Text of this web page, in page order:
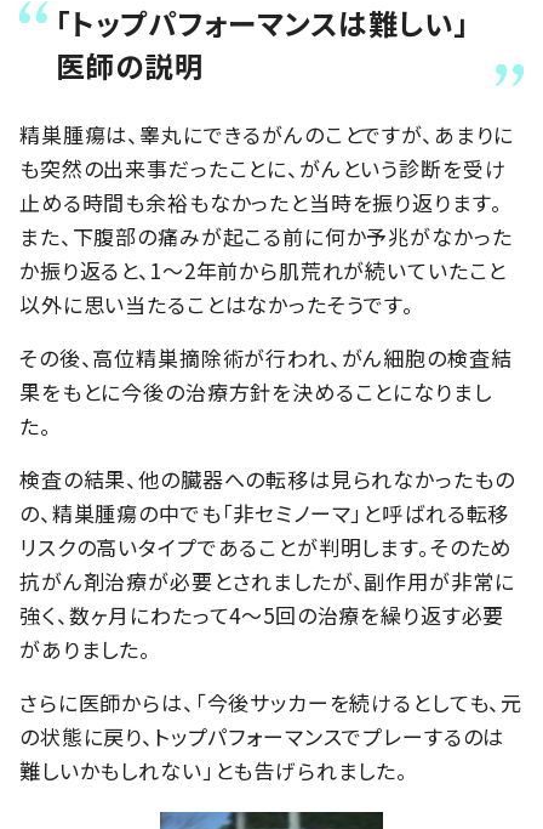
「トップパフォーマンスは難しい」
医師の説明
精巣腫瘍は、睾丸にできるがんのことですが、あまりに
も突然の出来事だったことに、がんという診断を受け
止める時間も余裕もなかったと当時を振り返ります。
また、下腹部の痛みが起こる前に何か予兆がなかった
か振り返ると、1〜2年前から肌荒れが続いていたこと
以外に思い当たることはなかったそうです。
その後、高位精巣摘除術が行われ、がん細胞の検査結
果をもとに今後の治療方針を決めることになりまし
た。
検査の結果、他の臓器への転移は見られなかったもの
の、精巣腫瘍の中でも「非セミノーマ」と呼ばれる転移
リスクの高いタイプであることが判明します。そのため
抗がん剤治療が必要とされましたが、副作用が非常に
強く、数ヶ月にわたって4〜5回の治療を繰り返す必要
がありました。
さらに医師からは、「今後サッカーを続けるとしても、元
の状態に戻り、トップパフォーマンスでプレーするのは
難しいかもしれない」とも告げられました。